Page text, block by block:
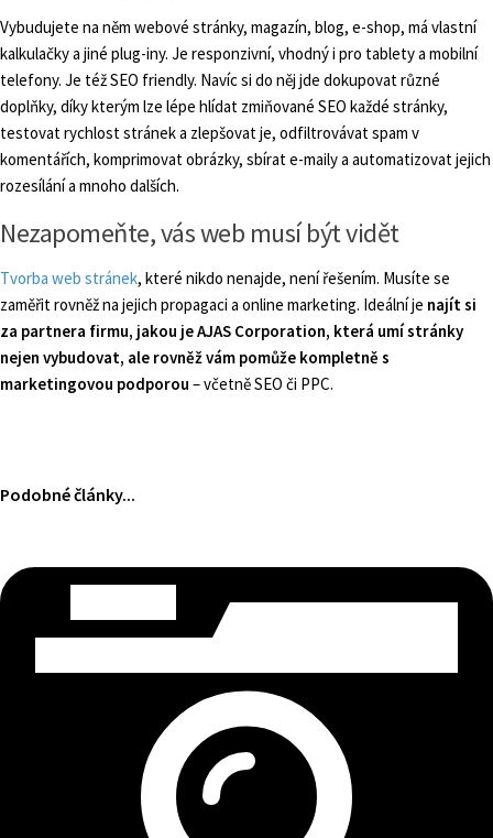
Vybudujete na něm webové stránky, magazín, blog, e-shop, má vlastní
kalkulačky a jiné plug-iny. Je responzivní, vhodný i pro tablety a mobilní
telefony. Je též SEO friendly. Navíc si do něj jde dokupovat různé
doplňky, díky kterým lze lépe hlídat zmiňované SEO každé stránky,
testovat rychlost stránek a zlepšovat je, odfiltrovávat spam v
komentářích, komprimovat obrázky, sbírat e-maily a automatizovat jejich
rozesílání a mnoho dalších.
Nezapomeňte, vás web musí být vidět
Tvorba web stránek, které nikdo nenajde, není řešením. Musíte se
zaměřit rovněž na jejich propagaci a online marketing. Ideální je najít si
za partnera firmu, jakou je AJAS Corporation, která umí stránky
nejen vybudovat, ale rovněž vám pomůže kompletně s
marketingovou podporou – včetně SEO či PPC.
Podobné články...